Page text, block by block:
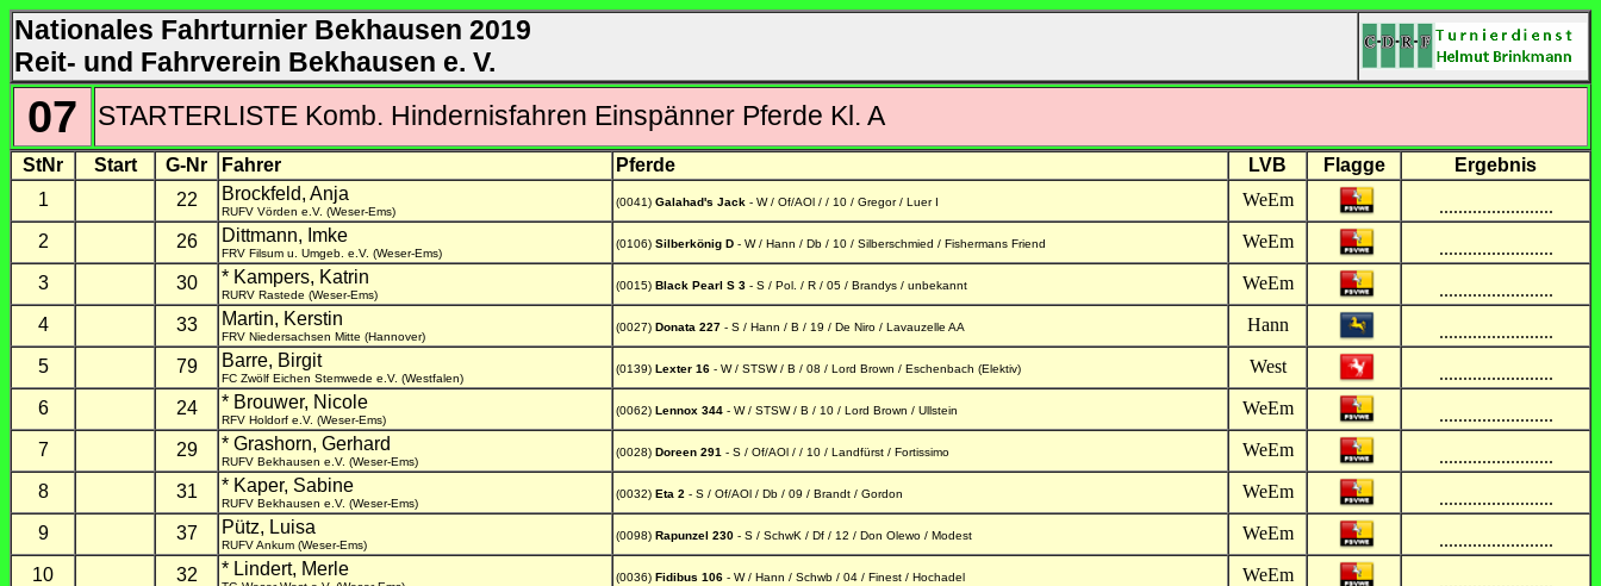
Nationales Fahrturnier Bekhausen 2019
Reit- und Fahrverein Bekhausen e. V.
07 STARTERLISTE Komb. Hindernisfahren Einspänner Pferde Kl. A
StNr Start G-Nr Fahrer Pferde LVB Flagge
Ergebnis
1
22 Brockfeld, Anja
RUFV Vörden e.V. (Weser-Ems)
(0041) Galahad's Jack - W / Of/AOl / / 10 / Gregor / Luer I WeEm
........................
2
26 Dittmann, Imke
FRV Filsum u. Umgeb. e.V. (Weser-Ems)
(0106) Silberkönig D - W / Hann / Db / 10 / Silberschmied / Fishermans Friend WeEm
........................
3
30 * Kampers, Katrin
RURV Rastede (Weser-Ems)
(0015) Black Pearl S 3 - S / Pol. / R / 05 / Brandys / unbekannt WeEm
........................
4
33 Martin, Kerstin
FRV Niedersachsen Mitte (Hannover)
(0027) Donata 227 - S / Hann / B / 19 / De Niro / Lavauzelle AA Hann
........................
5
79 Barre, Birgit
FC Zwölf Eichen Stemwede e.V. (Westfalen)
(0139) Lexter 16 - W / STSW / B / 08 / Lord Brown / Eschenbach (Elektiv) West
........................
6
24 * Brouwer, Nicole
RFV Holdorf e.V. (Weser-Ems)
(0062) Lennox 344 - W / STSW / B / 10 / Lord Brown / Ullstein WeEm
........................
7
29 * Grashorn, Gerhard
RUFV Bekhausen e.V. (Weser-Ems)
(0028) Doreen 291 - S / Of/AOl / / 10 / Landfürst / Fortissimo WeEm
........................
8
31 * Kaper, Sabine
RUFV Bekhausen e.V. (Weser-Ems)
(0032) Eta 2 - S / Of/AOl / Db / 09 / Brandt / Gordon WeEm
........................
9
37 Pütz, Luisa
RUFV Ankum (Weser-Ems)
(0098) Rapunzel 230 - S / SchwK / Df / 12 / Don Olewo / Modest WeEm
........................
10
32 * Lindert, Merle (0036) Fidibus 106 - W / Hann / Schwb / 04 / Finest / Hochadel WeEm
........................